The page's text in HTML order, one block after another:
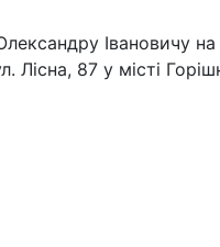
Івановичу
Лісна, 87 у місті